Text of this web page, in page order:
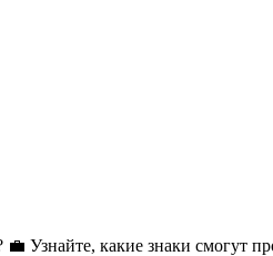
Узнайте, какие знаки смогут